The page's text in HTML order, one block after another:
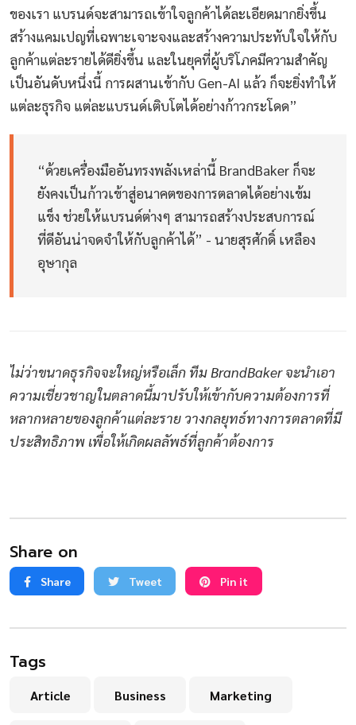
ของเรา แบรนด์จะสามารถเข้าใจลูกค้าได้ละเอียดมากยิ่งขึ้น
สร้างแคมเปญที่เฉพาะเจาะจงและสร้างความประทับใจให้กับ
ลูกค้าแต่ละรายได้ดียิ่งขึ้น และในยุคที่ผู้บริโภคมีความสำคัญ
เป็นอันดับหนึ่งนี้ การผสานเข้ากับ Gen-AI แล้ว ก็จะยิ่งทำให้
แต่ละธุรกิจ แต่ละแบรนด์เติบโตได้อย่างก้าวกระโดด”
“ด้วยเครื่องมืออันทรงพลังเหล่านี้ BrandBaker ก็จะ
ยังคงเป็นก้าวเข้าสู่อนาคตของการตลาดได้อย่างเข้ม
แข็ง ช่วยให้แบรนด์ต่างๆ สามารถสร้างประสบการณ์
ที่ดีอันน่าจดจำให้กับลูกค้าได้” - นายสุรศักดิ์ เหลือง
อุษากุล
ไม่ว่าขนาดธุรกิจจะใหญ่หรือเล็ก ทีม BrandBaker จะนำเอา
ความเชี่ยวชาญในตลาดนี้มาปรับให้เข้ากับความต้องการที่
หลากหลายของลูกค้าแต่ละราย วางกลยุทธ์ทางการตลาดที่มี
ประสิทธิภาพ เพื่อให้เกิดผลลัพธ์ที่ลูกค้าต้องการ
Share on
Share Tweet Pin it
Tags
Article Business Marketing